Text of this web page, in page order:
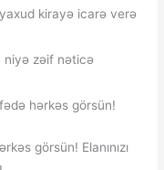
kirayə icarə verə
niyə zəif nəticə
hərkəs görsün!
görsün! Elanınızı